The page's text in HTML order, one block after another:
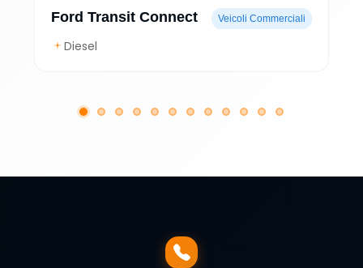
Ford Transit Connect Veicoli Commerciali
Diesel